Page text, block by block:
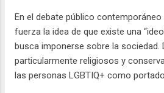
En el debate público
fuerza la idea de que existe una
busca imponerse sobre la sociedad.
particularmente religiosos y
las personas LGBTIQ+ como